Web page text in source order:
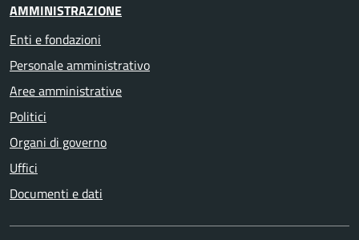
AMMINISTRAZIONE
Enti e fondazioni
Personale amministrativo
Aree amministrative
Politici
Organi di governo
Uffici
Documenti e dati